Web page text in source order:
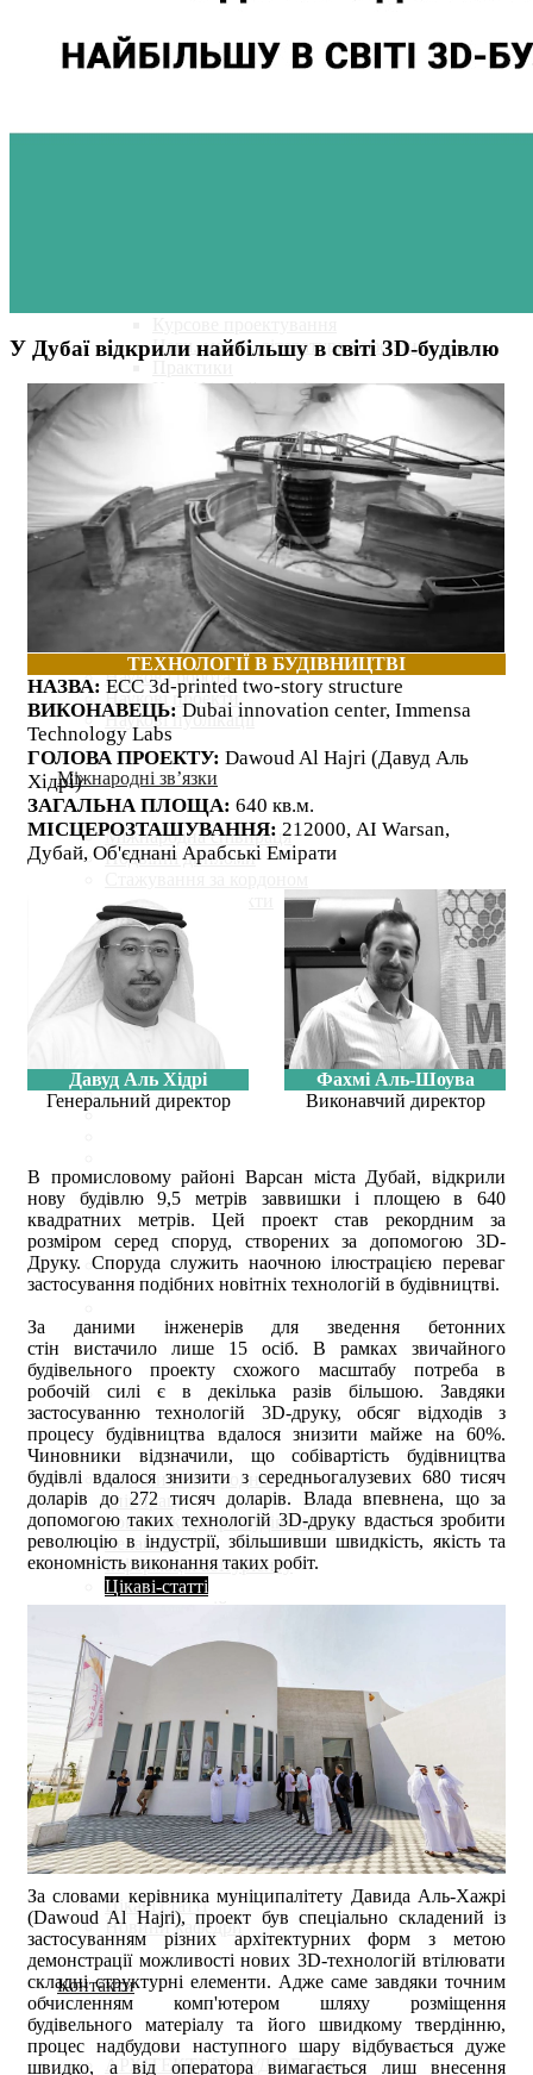
Склад кафедри
Освітні програми
Навч.-метод. література кафедри
Кваліфікаційні роботи
Академічна доброчесність
Дистанційне навчання
Моя група
Наукові гуртки
Психологічна допомога і підтримка
Стипендії та оплата за навчання
Наукова робота
Наукові проекти
Наукові публікації
Міжнародні зв’язки
Міжнародна співпраця
Подвійні дипломи
Міжнародні проекти
новини міжнародної
співпраці
новини кафедри будівельної
механіки
Інформація абітурієнту
Цікаві-статті
календар подій
Абітурієнту
Запрошуємо на навчання
Необхідні документи
Приймальна комісія
Запитання-відповіді
Новини
Цікаві статті
Новини кафедри
Контакти
АРХІТЕКТУРА БУДІВЕЛЬ І
У Дубаї відкрили найбільшу в світі 3D-будівлю
НАЗВА: ECC 3d-printed two-story structure
ВИКОНАВЕЦЬ: Dubai innovation center, Immensa
Technology Labs
ГОЛОВА ПРОЕКТУ: Dawoud Al Hajri (Давуд Аль
Хідрі)
ЗАГАЛЬНА ПЛОЩА: 640 кв.м.
МІСЦЕРОЗТАШУВАННЯ: 212000, AI Warsan,
Дубай, Об'єднані Арабські Емірати
ТЕХНОЛОГІЇ В БУДІВНИЦТВІ
Давуд Аль Хідрі
Генеральний директор
Фахмі Аль-Шоува
Виконавчий директор
В промисловому районі Варсан міста Дубай, відкрили
нову будівлю 9,5 метрів заввишки і площею в 640
квадратних метрів. Цей проект став рекордним за
розміром серед споруд, створених за допомогою 3D-
Друку. Cпоруда служить наочною ілюстрацією переваг
застосування подібних новітніх технологій в будівництві.
За даними інженерів для зведення бетонних
стін вистачило лише 15 осіб. В рамках звичайного
будівельного проекту схожого масштабу потреба в
робочій силі є в декілька разів більшою. Завдяки
застосуванню технологій 3D-друку, обсяг відходів з
процесу будівництва вдалося знизити майже на 60%.
Чиновники відзначили, що собівартість будівництва
будівлі вдалося знизити з середньогалузевих 680 тисяч
доларів до 272 тисяч доларів. Влада впевнена, що за
допомогою таких технологій 3D-друку вдасться зробити
революцію в індустрії, збільшивши швидкість, якість та
економність виконання таких робіт.
За словами керівника муніципалітету Давида Аль-Хажрі
(Dawoud Al Hajri), проект був спеціально складений із
застосуванням різних архітектурних форм з метою
демонстрації можливості нових 3D-технологій втілювати
складні структурні елементи. Адже саме завдяки точним
обчисленням комп'ютером шляху розміщення
будівельного матеріалу та його швидкому твердінню,
процес надбудови наступного шару відбувається дуже
швидко, а від оператора вимагається лиш внесення